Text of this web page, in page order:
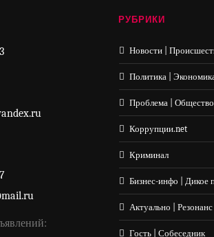
РУБРИКИ
Новости |
Политика |
Проблема | Общество
Коррупции.net
Криминал
Бизнес-инфо | Дикое
Актуально | Резонанс
Гость | Собеседник